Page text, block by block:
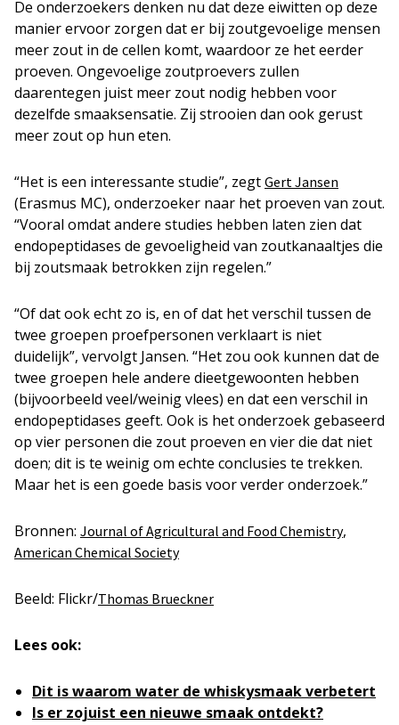
De onderzoekers denken nu dat deze eiwitten op deze
manier ervoor zorgen dat er bij zoutgevoelige mensen
meer zout in de cellen komt, waardoor ze het eerder
proeven. Ongevoelige zoutproevers zullen
daarentegen juist meer zout nodig hebben voor
dezelfde smaaksensatie. Zij strooien dan ook gerust
meer zout op hun eten.
“Het is een interessante studie”, zegt Gert Jansen
(Erasmus MC), onderzoeker naar het proeven van zout.
“Vooral omdat andere studies hebben laten zien dat
endopeptidases de gevoeligheid van zoutkanaaltjes die
bij zoutsmaak betrokken zijn regelen.”
“Of dat ook echt zo is, en of dat het verschil tussen de
twee groepen proefpersonen verklaart is niet
duidelijk”, vervolgt Jansen. “Het zou ook kunnen dat de
twee groepen hele andere dieetgewoonten hebben
(bijvoorbeeld veel/weinig vlees) en dat een verschil in
endopeptidases geeft. Ook is het onderzoek gebaseerd
op vier personen die zout proeven en vier die dat niet
doen; dit is te weinig om echte conclusies te trekken.
Maar het is een goede basis voor verder onderzoek.”
Bronnen: Journal of Agricultural and Food Chemistry,
American Chemical Society
Beeld: Flickr/Thomas Brueckner
Lees ook:
Dit is waarom water de whiskysmaak verbetert
Is er zojuist een nieuwe smaak ontdekt?